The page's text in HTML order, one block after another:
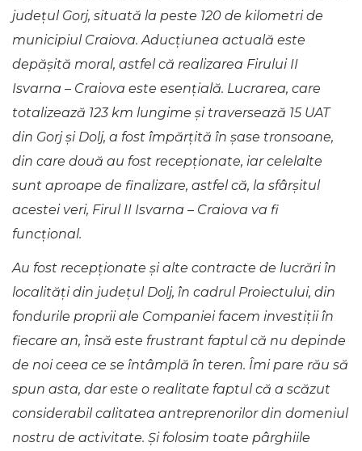
județul Gorj, situată la peste 120 de kilometri de
municipiul Craiova. Aducțiunea actuală este
depășită moral, astfel că realizarea Firului II
Isvarna – Craiova este esențială. Lucrarea, care
totalizează 123 km lungime și traversează 15 UAT
din Gorj și Dolj, a fost împărțită în șase tronsoane,
din care două au fost recepționate, iar celelalte
sunt aproape de finalizare, astfel că, la sfârșitul
acestei veri, Firul II Isvarna – Craiova va fi
funcțional.
Au fost recepționate și alte contracte de lucrări în
localități din județul Dolj, în cadrul Proiectului, din
fondurile proprii ale Companiei facem investiții în
fiecare an, însă este frustrant faptul că nu depinde
de noi ceea ce se întâmplă în teren. Îmi pare rău să
spun asta, dar este o realitate faptul că a scăzut
considerabil calitatea antreprenorilor din domeniul
nostru de activitate. Și folosim toate pârghiile